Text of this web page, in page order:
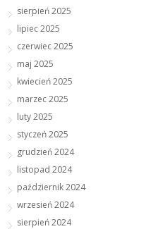
sierpień 2025
lipiec 2025
czerwiec 2025
maj 2025
kwiecień 2025
marzec 2025
luty 2025
styczeń 2025
grudzień 2024
listopad 2024
październik 2024
wrzesień 2024
sierpień 2024